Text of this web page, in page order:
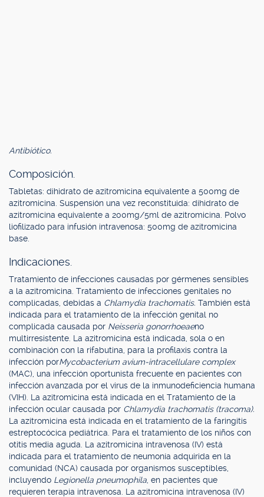
Antibiótico.
Composición.
Tabletas: dihidrato de azitromicina equivalente a 500mg de
azitromicina. Suspensión una vez reconstituida: dihidrato de
azitromicina equivalente a 200mg/5ml de azitromicina. Polvo
liofilizado para infusión intravenosa: 500mg de azitromicina
base.
Indicaciones.
Tratamiento de infecciones causadas por gérmenes sensibles
a la azitromicina. Tratamiento de infecciones genitales no
complicadas, debidas a Chlamydia trachomatis. También está
indicada para el tratamiento de la infección genital no
complicada causada por Neisseria gonorrhoeaeno
multirresistente. La azitromicina está indicada, sola o en
combinación con la rifabutina, para la profilaxis contra la
infección porMycobacterium avium-intracellulare complex
(MAC), una infección oportunista frecuente en pacientes con
infección avanzada por el virus de la inmunodeficiencia humana
(VIH). La azitromicina está indicada en el Tratamiento de la
infección ocular causada por Chlamydia trachomatis (tracoma).
La azitromicina está indicada en el tratamiento de la faringitis
estreptocócica pediátrica. Para el tratamiento de los niños con
otitis media aguda. La azitromicina intravenosa (IV) está
indicada para el tratamiento de neumonía adquirida en la
comunidad (NCA) causada por organismos susceptibles,
incluyendo Legionella pneumophila , en pacientes que
requieren terapia intravenosa. La azitromicina intravenosa (IV)